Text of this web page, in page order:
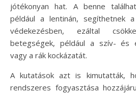
jótékonyan hat. A benne
például a lentinán, segíthetnek
védekezésben, ezáltal
betegségek, például a szív- és
vagy a rák kockázatát.
A kutatások azt is kimutatták,
rendszeres fogyasztása